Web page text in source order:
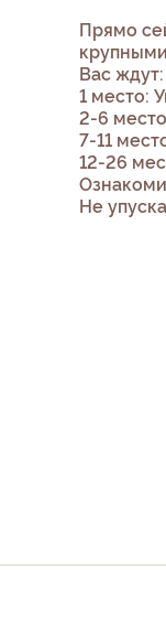
Прямо
Вас ждут:
1 место:
2-6
7-11
12-26
Не